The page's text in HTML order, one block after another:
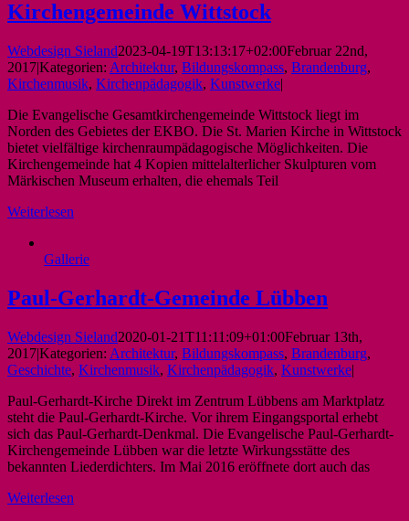
Kirchengemeinde Wittstock
Webdesign Sieland2023-04-19T13:13:17+02:00Februar 22nd,
2017|Kategorien: Architektur, Bildungskompass, Brandenburg,
Kirchenmusik, Kirchenpädagogik, Kunstwerke|
Die Evangelische Gesamtkirchengemeinde Wittstock liegt im
Norden des Gebietes der EKBO. Die St. Marien Kirche in Wittstock
bietet vielfältige kirchenraumpädagogische Möglichkeiten. Die
Kirchengemeinde hat 4 Kopien mittelalterlicher Skulpturen vom
Märkischen Museum erhalten, die ehemals Teil
Weiterlesen
Gallerie
Paul-Gerhardt-Gemeinde Lübben
Webdesign Sieland2020-01-21T11:11:09+01:00Februar 13th,
2017|Kategorien: Architektur, Bildungskompass, Brandenburg,
Geschichte, Kirchenmusik, Kirchenpädagogik, Kunstwerke|
Paul-Gerhardt-Kirche Direkt im Zentrum Lübbens am Marktplatz
steht die Paul-Gerhardt-Kirche. Vor ihrem Eingangsportal erhebt
sich das Paul-Gerhardt-Denkmal. Die Evangelische Paul-Gerhardt-
Kirchengemeinde Lübben war die letzte Wirkungsstätte des
bekannten Liederdichters. Im Mai 2016 eröffnete dort auch das
Weiterlesen